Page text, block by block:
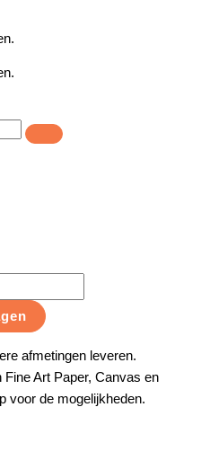
afmetingen leveren.
Art Paper, Canvas en
voor de mogelijkheden.